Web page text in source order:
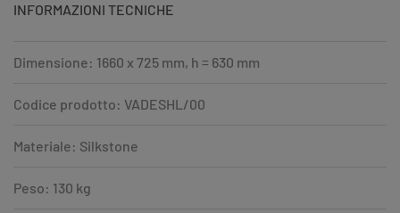
INFORMAZIONI TECNICHE
Dimensione: 1660 x 725 mm, h = 630 mm
Codice prodotto: VADESHL/00
Materiale: Silkstone
Peso: 130 kg